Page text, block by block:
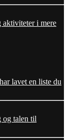
aktiviteter i mere
lavet en liste du
og talen til